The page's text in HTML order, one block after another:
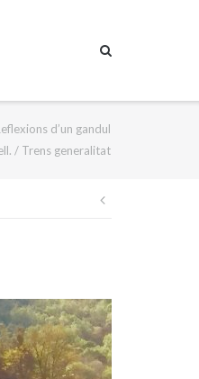
d’un gandul
/ Trens generalitat
Navegació